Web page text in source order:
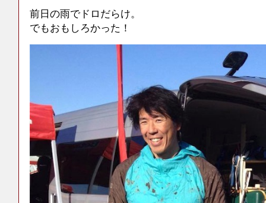
前日の雨でドロだらけ。
でもおもしろかった！